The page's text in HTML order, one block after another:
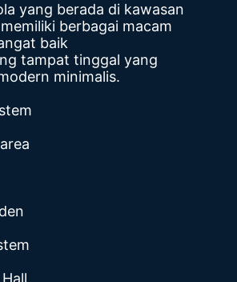
yang berada di kawasan
berbagai macam
baik
tampat tinggal yang
minimalis.